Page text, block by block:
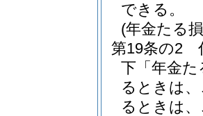
できる。
(年金たる
第19条の2
下「年金
るときは
るときは